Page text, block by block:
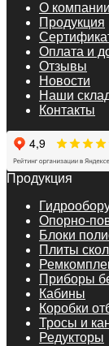
О компании
Продукция
Оплата и
Отзывы
Новости
Наши
Контакты
Продукция
Опорно-
Блоки
Плиты
Приборы
Кабины
Коробки
Тросы и
Редукторы